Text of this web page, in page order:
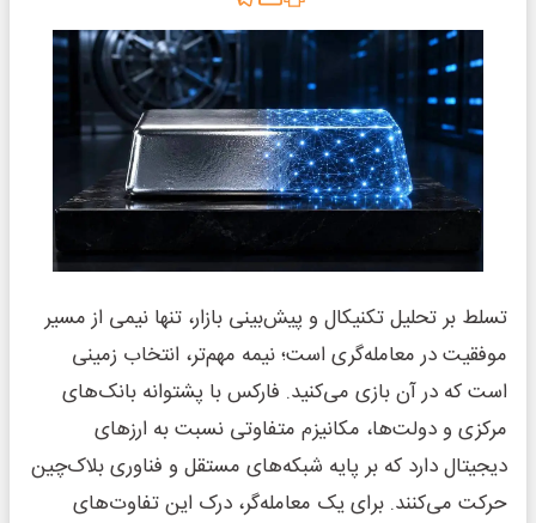
تسلط بر تحلیل تکنیکال و پیش‌بینی بازار، تنها نیمی از مسیر
موفقیت در معامله‌گری است؛ نیمه مهم‌تر، انتخاب زمینی
است که در آن بازی می‌کنید. فارکس با پشتوانه بانک‌های
مرکزی و دولت‌ها، مکانیزم متفاوتی نسبت به ارزهای
دیجیتال دارد که بر پایه شبکه‌های مستقل و فناوری بلاک‌چین
حرکت می‌کنند. برای یک معامله‌گر، درک این تفاوت‌های